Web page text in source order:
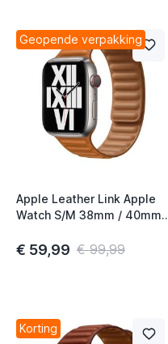
Geopende verpakking
Apple Leather Link Apple
Watch S/M 38mm / 40mm /
Brown
€ 59,99 € 99,99
Korting